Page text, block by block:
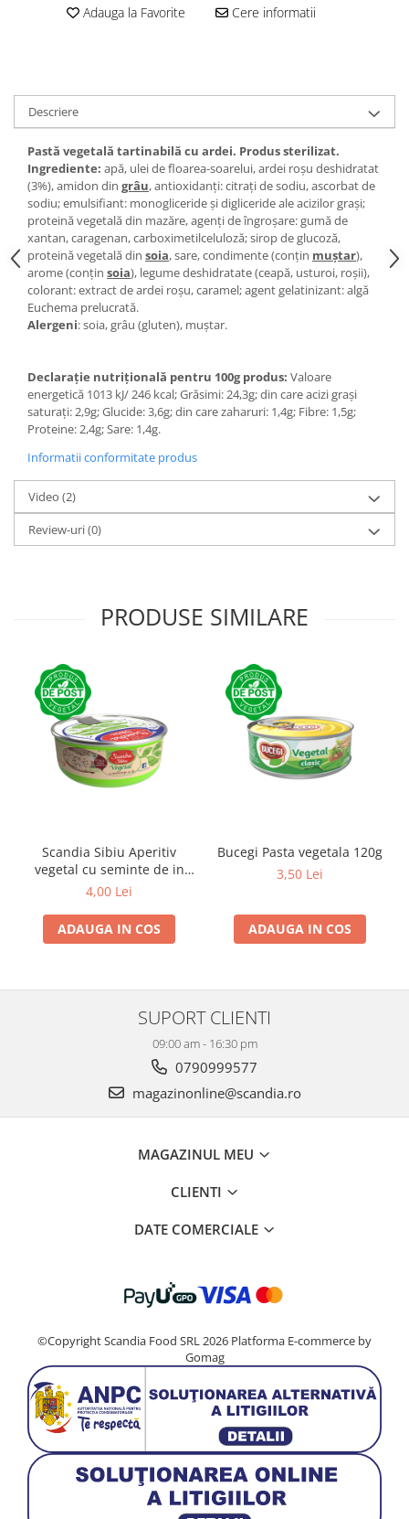
Adauga la Favorite Cere informatii
Descriere
Pastă vegetală tartinabilă cu ardei. Produs sterilizat.
Ingrediente: apă, ulei de floarea-soarelui, ardei roșu deshidratat
(3%), amidon din grâu, antioxidanți: citrați de sodiu, ascorbat de
sodiu; emulsifiant: monogliceride și digliceride ale acizilor grași;
proteină vegetală din mazăre, agenți de îngroșare: gumă de
xantan, caragenan, carboximetilceluloză; sirop de glucoză,
proteină vegetală din soia, sare, condimente (conțin muștar),
arome (conțin soia), legume deshidratate (ceapă, usturoi, roșii),
colorant: extract de ardei roșu, caramel; agent gelatinizant: algă
Euchema prelucrată.
Alergeni: soia, grâu (gluten), muștar.
Declarație nutrițională pentru 100g produs: Valoare
energetică 1013 kJ/ 246 kcal; Grăsimi: 24,3g; din care acizi grași
saturați: 2,9g; Glucide: 3,6g; din care zaharuri: 1,4g; Fibre: 1,5g;
Proteine: 2,4g; Sare: 1,4g.
Informatii conformitate produs
Video (2)
Review-uri(0)
PRODUSE SIMILARE
Scandia Sibiu Aperitiv
vegetal cu seminte de in
120g
4,00 Lei
ADAUGA IN COS
Bucegi Pasta vegetala 120g
3,50 Lei
ADAUGA IN COS
SUPORT CLIENTI
09:00 am - 16:30 pm
0790999577
magazinonline@scandia.ro
MAGAZINUL MEU
CLIENTI
DATE COMERCIALE
©Copyright Scandia Food SRL 2026 Platforma E-commerce by
Gomag